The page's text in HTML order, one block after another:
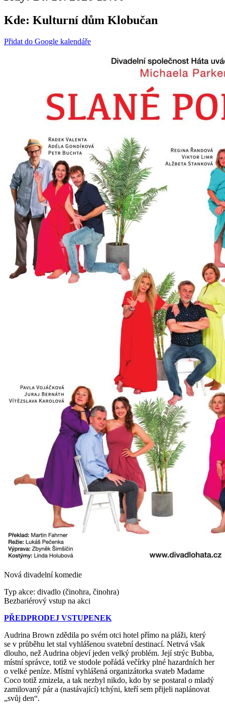
Kde: Kulturní dům Klobučan
Přidat do Google kalendáře
Nová divadelní komedie
Typ akce: divadlo (činohra, činohra)
Bezbariérový vstup na akci
PŘEDPRODEJ VSTUPENEK
Audrina Brown zdědila po svém otci hotel přímo na pláži, který
se v průběhu let stal vyhlášenou svatební destinací. Netrvá však
dlouho, než Audrina objeví jeden velký problém. Její strýc Bubba,
místní správce, totiž ve stodole pořádá večírky plné hazardních her
o velké peníze. Místní vyhlášená organizátorka svateb Madame
Coco totiž zmizela, a tak nezbyl nikdo, kdo by se postaral o mladý
zamilovaný pár a (nastávající) tchýni, kteří sem přijeli naplánovat
„svůj den“.